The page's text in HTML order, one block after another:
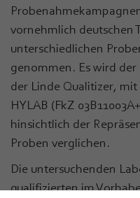
vornehmlich deutschen
unterschiedlichen
genommen. Es wird
der Linde Qualitizer,
HYLAB (FkZ
hinsichtlich der
Proben verglichen.
Die untersuchenden
qualifizierten im